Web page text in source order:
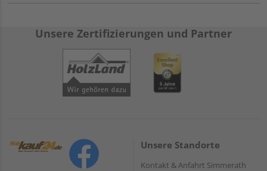
Unsere Zertifizierungen und Partner
Unsere Standorte
Kontakt & Anfahrt Simmerath